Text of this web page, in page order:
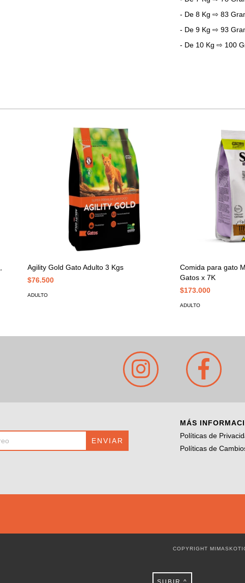
- De 8 Kg ⇨ 83
- De 9 Kg ⇨ 93
- De 10 Kg ⇨ 100
Agility Gold Gato Adulto 3 Kgs
$76.500
ADULTO
Comida para gato
Gatos x 7K
$173.000
ADULTO
MÁS
Políticas de
Políticas de
COPYRIGHT